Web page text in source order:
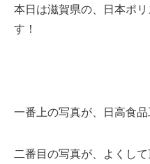
本日は滋賀県の、日本ポ
す！
一番上の写真が、日高食品
二番目の写真が、よくして